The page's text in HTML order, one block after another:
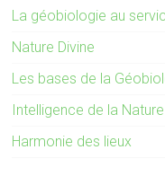
La géobiologie au
Nature Divine
Les bases de la
Intelligence de la Nature
Harmonie des lieux